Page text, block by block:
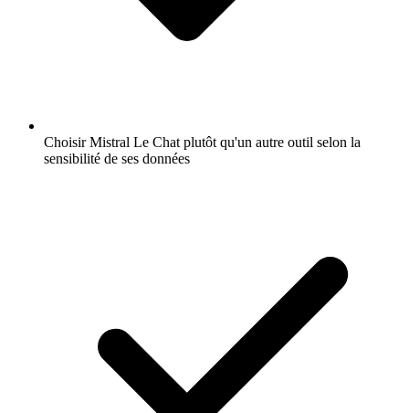
Choisir Mistral Le Chat plutôt qu'un autre outil selon la
sensibilité de ses données